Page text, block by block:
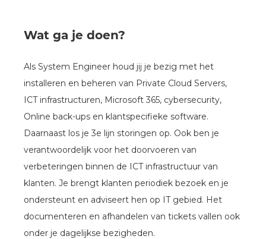
Wat ga je doen?
Als System Engineer houd jij je bezig met het
installeren en beheren van Private Cloud Servers,
ICT infrastructuren, Microsoft 365, cybersecurity,
Online back-ups en klantspecifieke software.
Daarnaast los je 3e lijn storingen op. Ook ben je
verantwoordelijk voor het doorvoeren van
verbeteringen binnen de ICT infrastructuur van
klanten. Je brengt klanten periodiek bezoek en je
ondersteunt en adviseert hen op IT gebied. Het
documenteren en afhandelen van tickets vallen ook
onder je dagelijkse bezigheden.